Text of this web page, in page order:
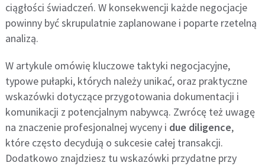
ciągłości świadczeń. W konsekwencji każde negocjacje
powinny być skrupulatnie zaplanowane i poparte rzetelną
analizą.
W artykule omówię kluczowe taktyki negocjacyjne,
typowe pułapki, których należy unikać, oraz praktyczne
wskazówki dotyczące przygotowania dokumentacji i
komunikacji z potencjalnym nabywcą. Zwrócę też uwagę
na znaczenie profesjonalnej wyceny i due diligence,
które często decydują o sukcesie całej transakcji.
Dodatkowo znajdziesz tu wskazówki przydatne przy